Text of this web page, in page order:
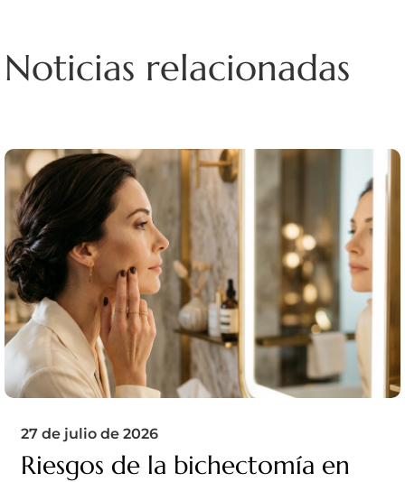
Noticias relacionadas
27 de julio de 2026
Riesgos de la bichectomía en